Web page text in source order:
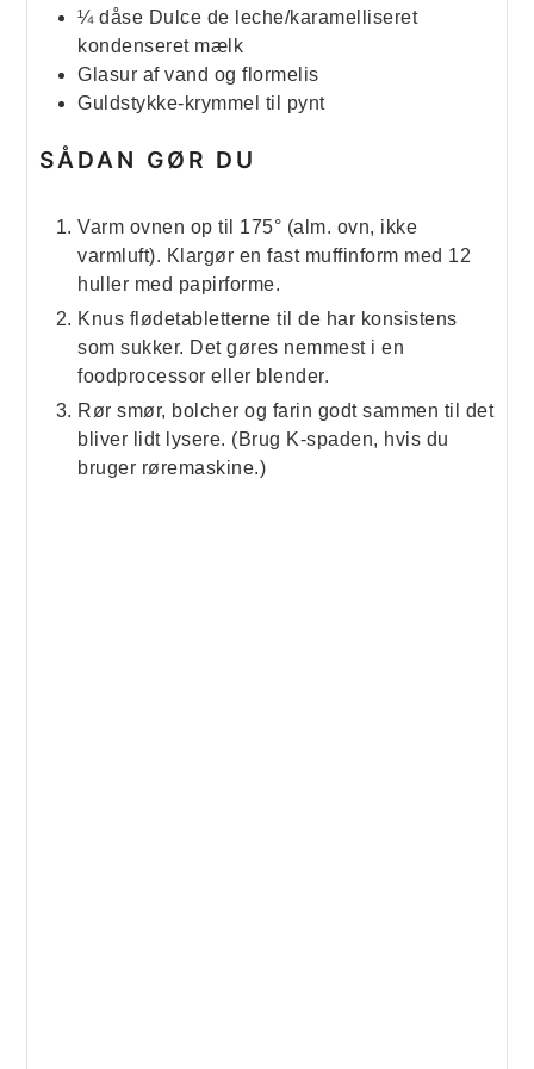
¼ dåse Dulce de leche/karamelliseret
kondenseret mælk
Glasur af vand og flormelis
Guldstykke-krymmel til pynt
SÅDAN GØR DU
Varm ovnen op til 175° (alm. ovn, ikke
varmluft). Klargør en fast muffinform med 12
huller med papirforme.
Knus flødetabletterne til de har konsistens
som sukker. Det gøres nemmest i en
foodprocessor eller blender.
Rør smør, bolcher og farin godt sammen til det
bliver lidt lysere. (Brug K-spaden, hvis du
bruger røremaskine.)